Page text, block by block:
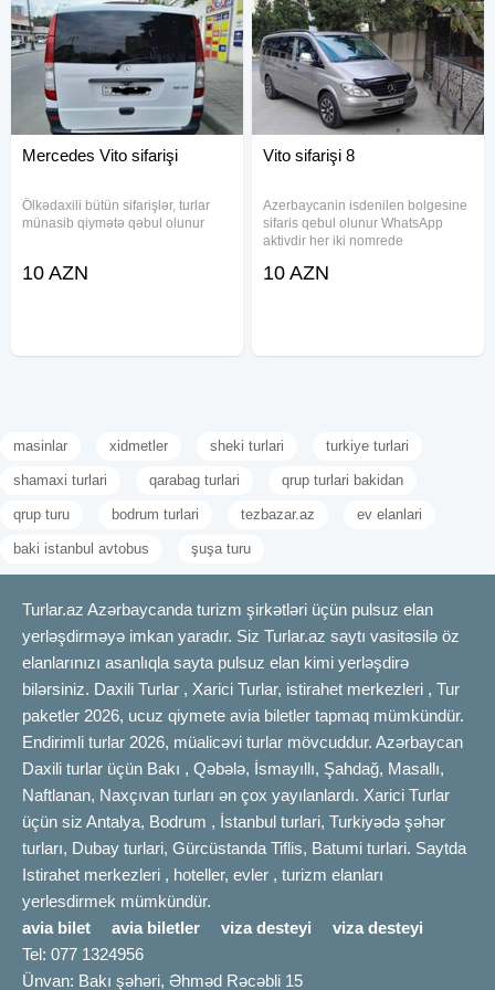
Mercedes Vito sifarişi
Ölkədaxili bütün sifarişlər, turlar
münasib qiymətə qəbul olunur
10 AZN
Vito sifarişi 8
Azerbaycanin isdenilen bolgesine
sifaris qebul olunur WhatsApp
aktivdir her iki nomrede
10 AZN
masinlar xidmetler sheki turlari turkiye turlari
shamaxi turlari qarabag turlari qrup turlari bakidan
qrup turu bodrum turlari tezbazar.az ev elanlari
baki istanbul avtobus şuşa turu
Turlar.az Azərbaycanda turizm şirkətləri üçün pulsuz elan
yerləşdirməyə imkan yaradır. Siz Turlar.az saytı vasitəsilə öz
elanlarınızı asanlıqla sayta pulsuz elan kimi yerləşdirə
bilərsiniz. Daxili Turlar , Xarici Turlar, istirahet merkezleri , Tur
paketler 2026, ucuz qiymete avia biletler tapmaq mümkündür.
Endirimli turlar 2026, müalicəvi turlar mövcuddur. Azərbaycan
Daxili turlar üçün Bakı , Qəbələ, İsmayıllı, Şahdağ, Masallı,
Naftlanan, Naxçıvan turları ən çox yayılanlardı. Xarici Turlar
üçün siz Antalya, Bodrum , İstanbul turlari, Turkiyədə şəhər
turları, Dubay turlari, Gürcüstanda Tiflis, Batumi turlari. Saytda
Istirahet merkezleri , hoteller, evler , turizm elanları
yerlesdirmek mümkündür.
avia bilet
avia biletler viza desteyi
viza desteyi
Tel: 077 1324956
Ünvan: Bakı şəhəri, Əhməd Rəcəbli 15